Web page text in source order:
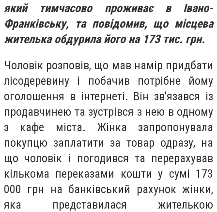
який тимчасово проживає в Івано-
Франківську, та повідомив, що місцева
жителька обдурила його на 173 тис. грн.
Чоловік розповів, що мав намір придбати
лісодеревину і побачив потрібне йому
оголошення в інтернеті. Він зв'язався із
продавчинею та зустрівся з нею в одному
з кафе міста. Жінка запропонувала
покупцю заплатити за товар одразу, на
що чоловік і погодився та перерахував
кількома переказами кошти у сумі 173
000 грн на банківський рахунок жінки,
яка представилася жителькою